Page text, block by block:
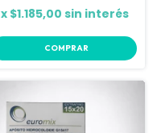
x $1.185,00 sin interés